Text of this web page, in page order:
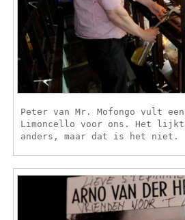
Peter van Mr. Mofongo vult
Limoncello voor ons. Het
anders, maar dat is het niet.